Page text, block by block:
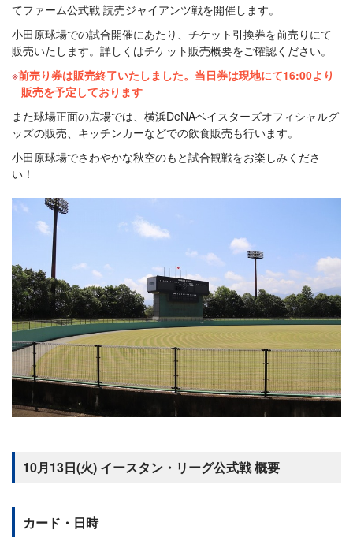
てファーム公式戦 読売ジャイアンツ戦を開催します。
小田原球場での試合開催にあたり、チケット引換券を前売りにて
販売いたします。詳しくはチケット販売概要をご確認ください。
前売り券は販売終了いたしました。当日券は現地にて16:00より
販売を予定しております
また球場正面の広場では、横浜DeNAベイスターズオフィシャルグ
ッズの販売、キッチンカーなどでの飲食販売も行います。
小田原球場でさわやかな秋空のもと試合観戦をお楽しみくださ
い！
10月13日(火) イースタン・リーグ公式戦 概要
カード・日時